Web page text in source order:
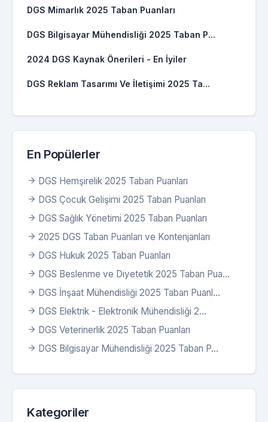
DGS Mimarlık 2025 Taban Puanları
DGS Bilgisayar Mühendisliği 2025 Taban P...
2024 DGS Kaynak Önerileri - En İyiler
DGS Reklam Tasarımı Ve İletişimi 2025 Ta...
En Popülerler
DGS Hemşirelik 2025 Taban Puanları
DGS Çocuk Gelişimi 2025 Taban Puanları
DGS Sağlık Yönetimi 2025 Taban Puanları
2025 DGS Taban Puanları ve Kontenjanları
DGS Hukuk 2025 Taban Puanları
DGS Beslenme ve Diyetetik 2025 Taban Pua...
DGS İnşaat Mühendisliği 2025 Taban Puanl...
DGS Elektrik - Elektronik Mühendisliği 2...
DGS Veterinerlik 2025 Taban Puanları
DGS Bilgisayar Mühendisliği 2025 Taban P...
Kategoriler